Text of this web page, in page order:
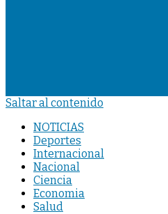
Saltar al contenido
NOTICIAS
Deportes
Internacional
Nacional
Ciencia
Economia
Salud